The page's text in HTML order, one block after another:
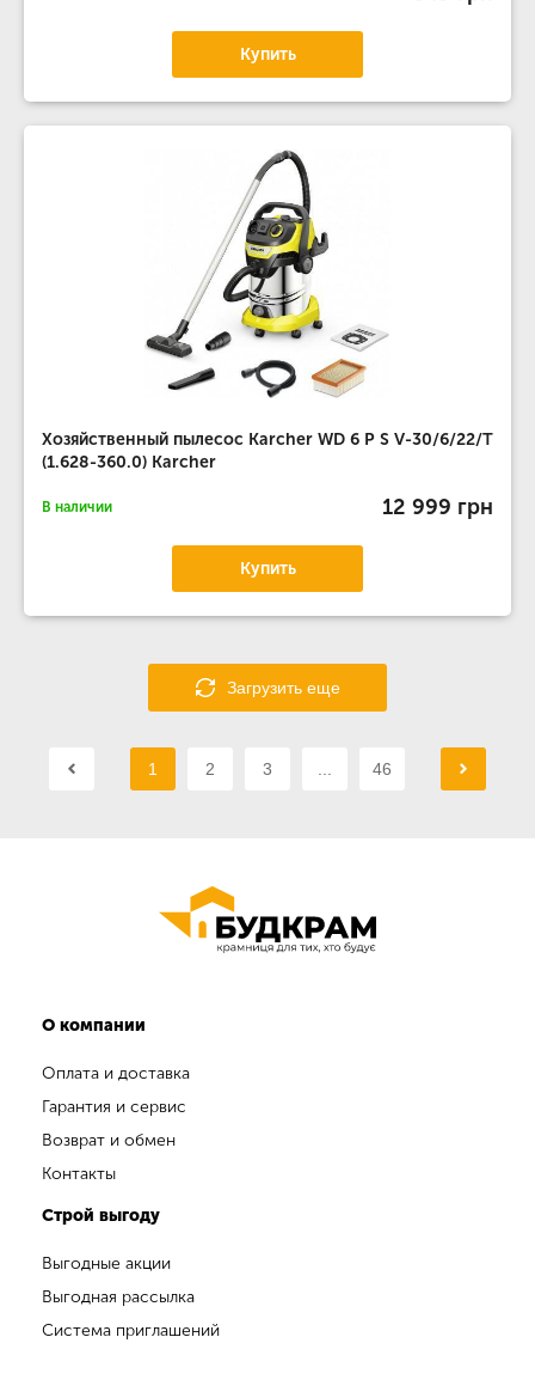
Купить
Хозяйственный пылесос Karcher WD 6 P S V-30/6/22/T
(1.628-360.0) Karcher
В наличии 12 999 грн
Купить
Загрузить еще
1 2 3 46
О компании
Оплата и доставка
Гарантия и сервис
Возврат и обмен
Контакты
Строй выгоду
Выгодные акции
Выгодная рассылка
Система приглашений